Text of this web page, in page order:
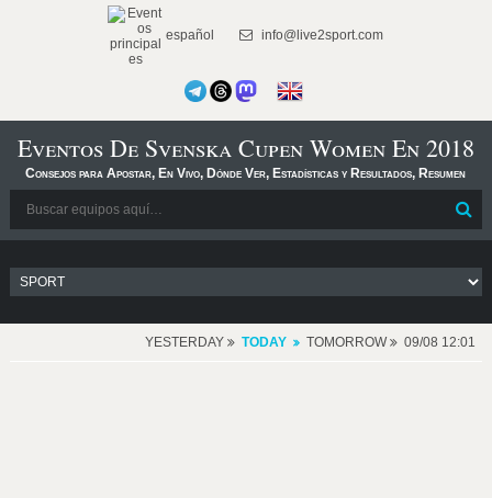
español info@live2sport.com
Eventos De Svenska Cupen Women En 2018
Consejos para Apostar, En Vivo, Dónde Ver, Estadísticas y Resultados, Resumen
YESTERDAY TODAY TOMORROW 09/08 12:01